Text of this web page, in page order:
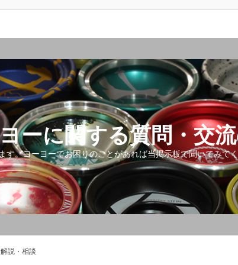
ーに関する質問・交
。ヨーヨーでお困りのことがあれば当掲示板で聞いてみて
説・相談